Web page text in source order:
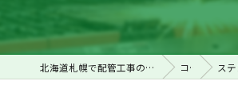
北海道札幌で配管工事の求人なら株式会社丸実村上工業 コラム ステンレ